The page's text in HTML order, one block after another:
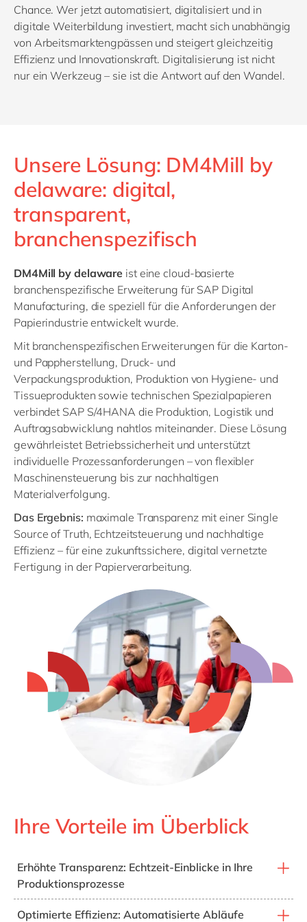
Chance. Wer jetzt automatisiert, digitalisiert und in
digitale Weiterbildung investiert, macht sich unabhängig
von Arbeitsmarktengpässen und steigert gleichzeitig
Effizienz und Innovationskraft. Digitalisierung ist nicht
nur ein Werkzeug – sie ist die Antwort auf den Wandel.
Unsere Lösung: DM4Mill by
delaware: digital,
transparent,
branchenspezifisch
DM4Mill by delaware ist eine cloud-basierte
branchenspezifische Erweiterung für SAP Digital
Manufacturing, die speziell für die Anforderungen der
Papierindustrie entwickelt wurde.
Mit branchenspezifischen Erweiterungen für die Karton-
und Pappherstellung, Druck- und
Verpackungsproduktion, Produktion von Hygiene- und
Tissueprodukten sowie technischen Spezialpapieren
verbindet SAP S/4HANA die Produktion, Logistik und
Auftragsabwicklung nahtlos miteinander. Diese Lösung
gewährleistet Betriebssicherheit und unterstützt
individuelle Prozessanforderungen – von flexibler
Maschinensteuerung bis zur nachhaltigen
Materialverfolgung.
Das Ergebnis: maximale Transparenz mit einer Single
Source of Truth, Echtzeitsteuerung und nachhaltige
Effizienz – für eine zukunftssichere, digital vernetzte
Fertigung in der Papierverarbeitung.
Ihre Vorteile im Überblick
Erhöhte Transparenz: Echtzeit-Einblicke in Ihre
Produktionsprozesse
Durch die Echtzeit-Erfassung von Maschinenzuständen,
Optimierte Effizienz: Automatisierte Abläufe